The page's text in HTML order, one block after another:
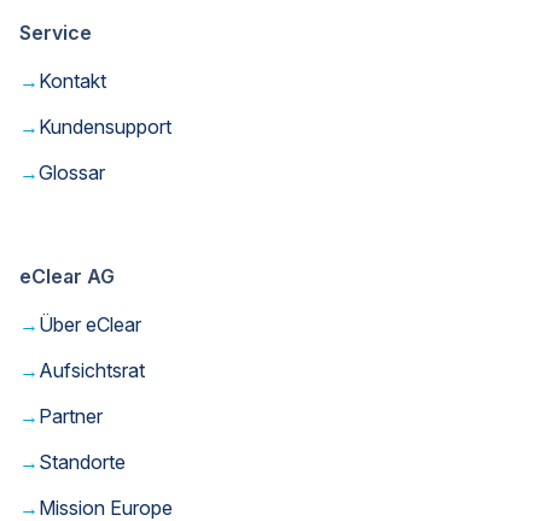
Service
→ Kontakt
→ Kundensupport
→Glossar
eClear AG
→ Über eClear
→ Aufsichtsrat
→ Partner
→ Standorte
→ Mission Europe